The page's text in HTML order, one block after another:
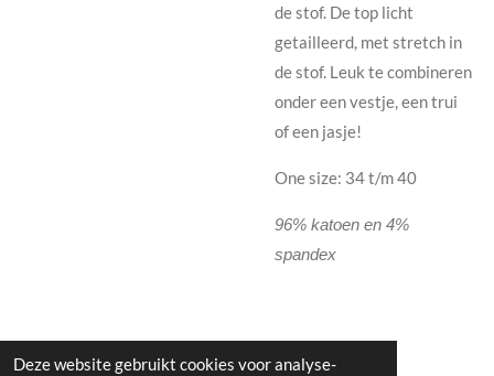
Deze website gebruikt cookies voor analyse-
de stof. De top licht
getailleerd, met stretch in
de stof. Leuk te combineren
onder een vestje, een trui
of een jasje!
One size: 34 t/m 40
96% katoen en 4%
spandex